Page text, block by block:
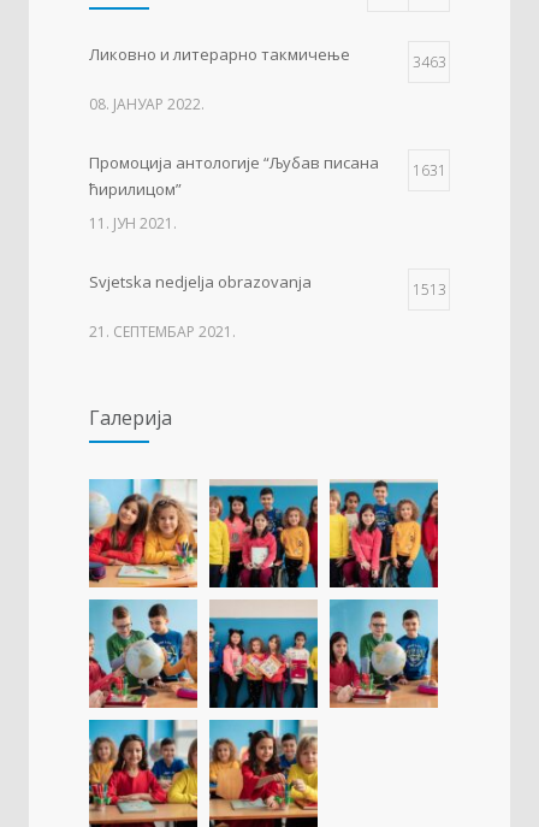
Ликовно и литерарно такмичење 3463
08. ЈАНУАР 2022.
Промоција антологије “Љубав писана
ћирилицом”
1631
11. ЈУН 2021.
Svjetska nedjelja obrazovanja 1513
21. СЕПТЕМБАР 2021.
09. ОКТОБАР 2021.
Прва награда на понос Града Добоја 1429
22. МАРТ 2021.
Дан матерњег језика 1307
23. ФЕБРУАР 2021.
Концентрациони логор Јасеновац (1941-
1945)
23. АПРИЛ 2021.
Галерија